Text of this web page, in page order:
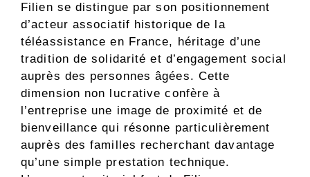
Filien se distingue par son positionnement
d’acteur associatif historique de la
téléassistance en France, héritage d’une
tradition de solidarité et d’engagement social
auprès des personnes âgées. Cette
dimension non lucrative confère à
l’entreprise une image de proximité et de
bienveillance qui résonne particulièrement
auprès des familles recherchant davantage
qu’une simple prestation technique.